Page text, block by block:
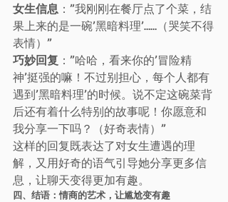
女生信息 ：”我刚刚在餐厅点了个菜，结
果上来的是一碗’黑暗料理’……（哭笑不得
表情）”
巧妙回复 ：”哈哈，看来你的’冒险精
神’挺强的嘛！不过别担心，每个人都有
遇到’黑暗料理’的时候。说不定这碗菜背
后还有着什么特别的故事呢！你愿意和
我分享一下吗？（好奇表情）”
这样的回复既表达了对女生遭遇的理
解，又用好奇的语气引导她分享更多信
息，让聊天变得更加有趣。
四、结语：情商的艺术，让尴尬变有趣